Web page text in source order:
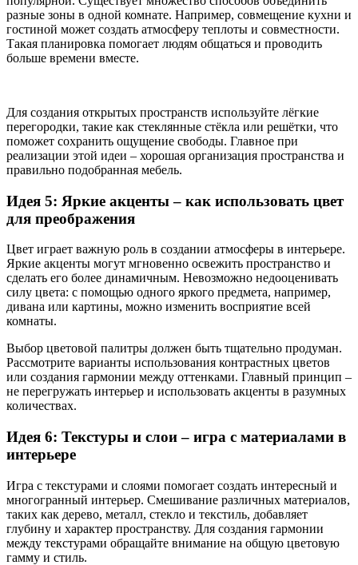
разные зоны в одной комнате. Например, совмещение кухни и
гостиной может создать атмосферу теплоты и совместности.
Такая планировка помогает людям общаться и проводить
больше времени вместе.
Для создания открытых пространств используйте лёгкие
перегородки, такие как стеклянные стёкла или решётки, что
поможет сохранить ощущение свободы. Главное при
реализации этой идеи – хорошая организация пространства и
правильно подобранная мебель.
Идея 5: Яркие акценты – как использовать цвет
для преображения
Цвет играет важную роль в создании атмосферы в интерьере.
Яркие акценты могут мгновенно освежить пространство и
сделать его более динамичным. Невозможно недооценивать
силу цвета: с помощью одного яркого предмета, например,
дивана или картины, можно изменить восприятие всей
комнаты.
Выбор цветовой палитры должен быть тщательно продуман.
Рассмотрите варианты использования контрастных цветов
или создания гармонии между оттенками. Главный принцип –
не перегружать интерьер и использовать акценты в разумных
количествах.
Идея 6: Текстуры и слои – игра с материалами в
интерьере
Игра с текстурами и слоями помогает создать интересный и
многогранный интерьер. Смешивание различных материалов,
таких как дерево, металл, стекло и текстиль, добавляет
глубину и характер пространству. Для создания гармонии
между текстурами обращайте внимание на общую цветовую
гамму и стиль.